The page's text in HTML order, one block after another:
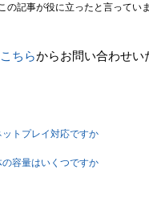
の記事が役に立ったと言ってい
こちらからお問い合わせい
ットプレイ対応ですか
の容量はいくつですか